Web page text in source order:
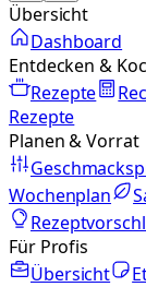
Übersicht
Dashboard
Entdecken &
Rezepte
Rezepte
Planen & Vorrat
Wochenplan
Für Profis
Übersicht